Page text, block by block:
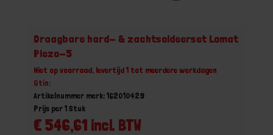
Draagbare hard- & zachtsoldeerset Lomat
Piezo-5
Niet op voorraad, levertijd 1 tot meerdere werkdagen
Gtin:
Artikelnummer merk: 162010429
€ 546,61 incl. BTW
Prijs per 1 Stuk